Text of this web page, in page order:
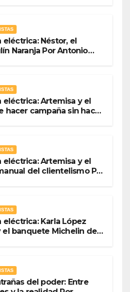
eléctrica: Néstor, el
Naranja Por Antonio
eléctrica: Artemisa y el
hacer campaña sin hacer
eléctrica: Artemisa y el
del clientelismo Por
eléctrica: Karla López
el banquete Michelin del
del poder: Entre